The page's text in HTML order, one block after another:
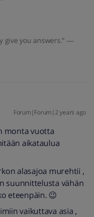
give you answers.” ―
Forum|Forum|2 years ago
monta vuotta
aikataulua
alasajoa murehtii ,
suunnittelusta vähän
eteenpäin. 😉
vaikuttava asia ,